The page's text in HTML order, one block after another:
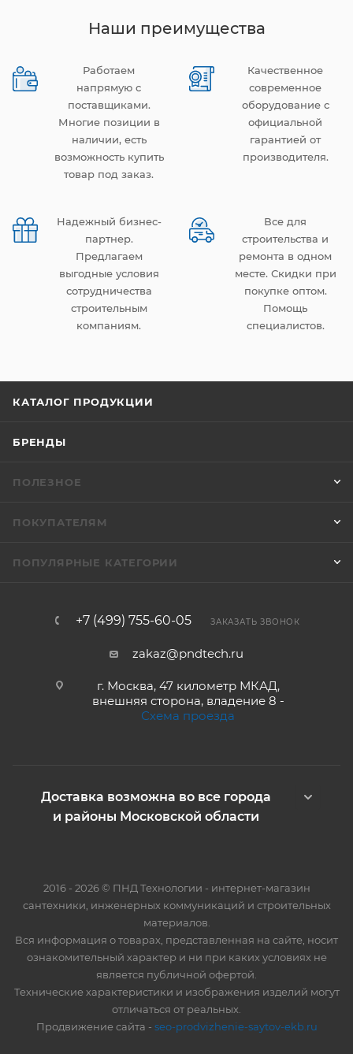
Наши преимущества
Работаем
напрямую с
поставщиками.
Многие позиции в
наличии, есть
возможность купить
товар под заказ.
Качественное
современное
оборудование с
официальной
гарантией от
производителя.
Надежный бизнес-
партнер.
Предлагаем
выгодные условия
сотрудничества
строительным
компаниям.
Все для
строительства и
ремонта в одном
месте. Скидки при
покупке оптом.
Помощь
специалистов.
КАТАЛОГ ПРОДУКЦИИ
БРЕНДЫ
ПОЛЕЗНОЕ
ПОКУПАТЕЛЯМ
ПОПУЛЯРНЫЕ КАТЕГОРИИ
+7 (499) 755-60-05 ЗАКАЗАТЬ ЗВОНОК
zakaz@pndtech.ru
г. Москва, 47 километр МКАД,
внешняя сторона, владение 8 -
Схема проезда
Доставка возможна во все города
и районы Московской области
2016 - 2026 © ПНД Технологии - интернет-магазин
сантехники, инженерных коммуникаций и строительных
материалов.
Вся информация о товарах, представленная на сайте, носит
ознакомительный характер и ни при каких условиях не
является публичной офертой.
Технические характеристики и изображения изделий могут
отличаться от реальных.
Продвижение сайта - seo-prodvizhenie-saytov-ekb.ru